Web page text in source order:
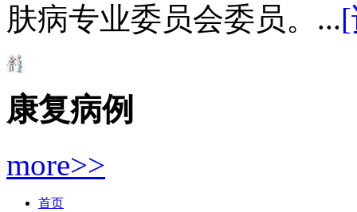
肤病专业委员会委员。...
康复病例
more>>
首页